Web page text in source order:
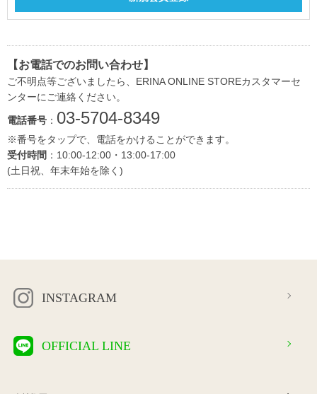
【お電話でのお問い合わせ】
ご不明点等ございましたら、ERINA ONLINE STOREカスタマーセ
ンターにご連絡ください。
電話番号 ： 03-5704-8349
※番号をタップで、電話をかけることができます。
受付時間 ：10:00-12:00・13:00-17:00
(土日祝、年末年始を除く)
INSTAGRAM
OFFICIAL LINE